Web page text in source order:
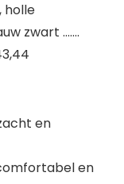
holle
zwart …….
en
en